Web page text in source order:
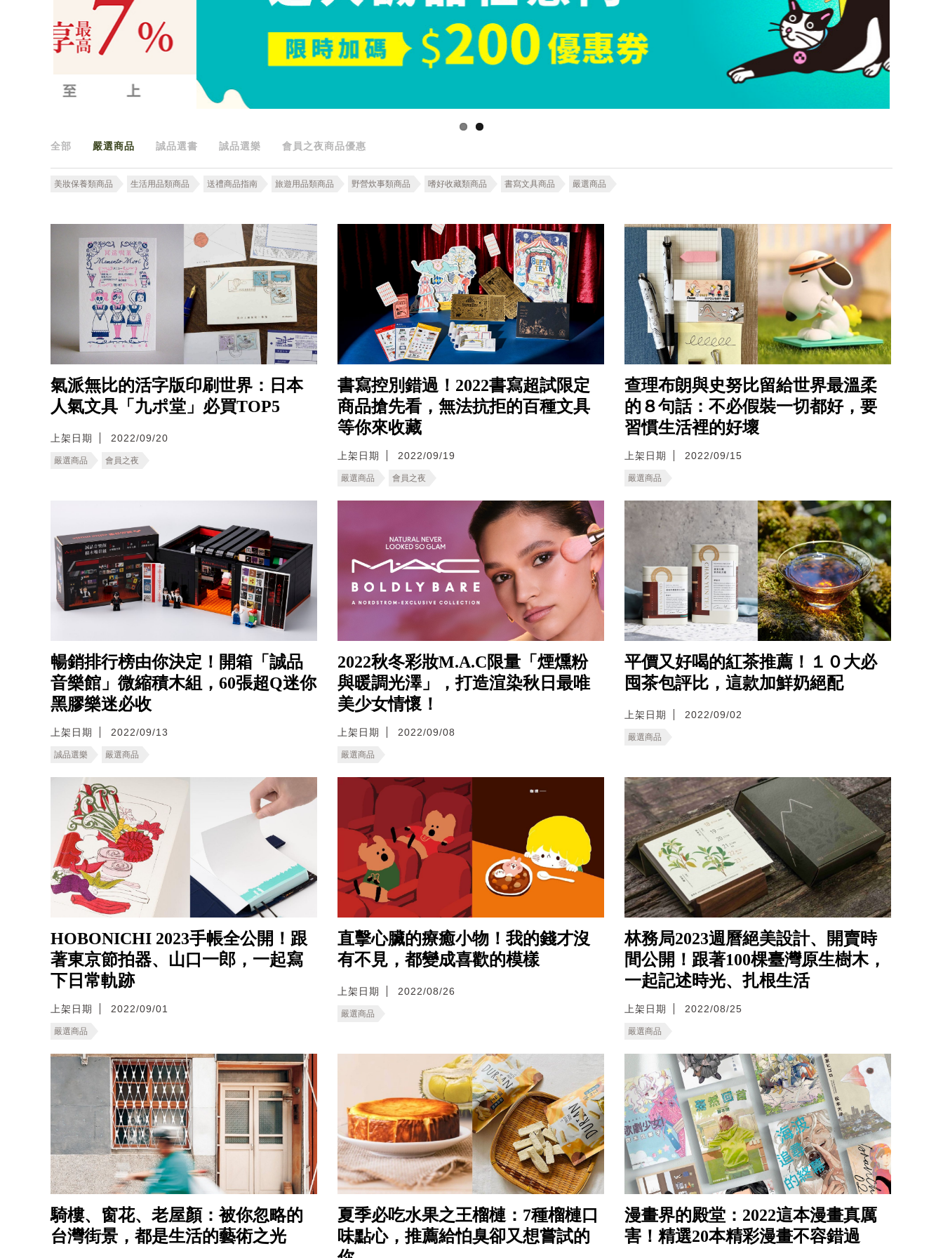
全部 嚴選商品 誠品選書 誠品選樂 會員之夜商品優惠
美妝保養類商品 生活用品類商品 送禮商品指南 旅遊用品類商品 野營炊事類商品 嗜好收藏類商品 書寫文具商品 嚴選商品
氣派無比的活字版印刷世界：日本
人氣文具「九ポ堂」必買TOP5
上架日期 2022/09/20
嚴選商品 會員之夜
書寫控別錯過！2022書寫超試限定
商品搶先看，無法抗拒的百種文具
等你來收藏
上架日期 2022/09/19
嚴選商品 會員之夜
查理布朗與史努比留給世界最溫柔
的８句話：不必假裝一切都好，要
習慣生活裡的好壞
上架日期 2022/09/15
嚴選商品
暢銷排行榜由你決定！開箱「誠品
音樂館」微縮積木組，60張超Q迷你
黑膠樂迷必收
上架日期 2022/09/13
誠品選樂 嚴選商品
2022秋冬彩妝M.A.C限量「煙燻粉
與暖調光澤」，打造渲染秋日最唯
美少女情懷！
上架日期 2022/09/08
嚴選商品
平價又好喝的紅茶推薦！１０大必
囤茶包評比，這款加鮮奶絕配
上架日期 2022/09/02
嚴選商品
HOBONICHI 2023手帳全公開！跟
著東京節拍器、山口一郎，一起寫
下日常軌跡
上架日期 2022/09/01
嚴選商品
直擊心臟的療癒小物！我的錢才沒
有不見，都變成喜歡的模樣
上架日期 2022/08/26
嚴選商品
林務局2023週曆絕美設計、開賣時
間公開！跟著100棵臺灣原生樹木，
一起記述時光、扎根生活
上架日期 2022/08/25
嚴選商品
騎樓、窗花、老屋顏：被你忽略的
台灣街景，都是生活的藝術之光
夏季必吃水果之王榴槤：7種榴槤口
味點心，推薦給怕臭卻又想嘗試的
漫畫界的殿堂：2022這本漫畫真厲
害！精選20本精彩漫畫不容錯過